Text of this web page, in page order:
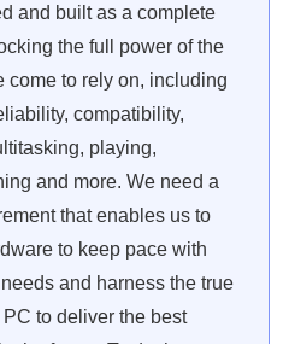
and built as a complete
the full power of the
come to rely on, including
compatibility,
playing,
and more. We need a
that enables us to
to keep pace with
and harness the true
to deliver the best